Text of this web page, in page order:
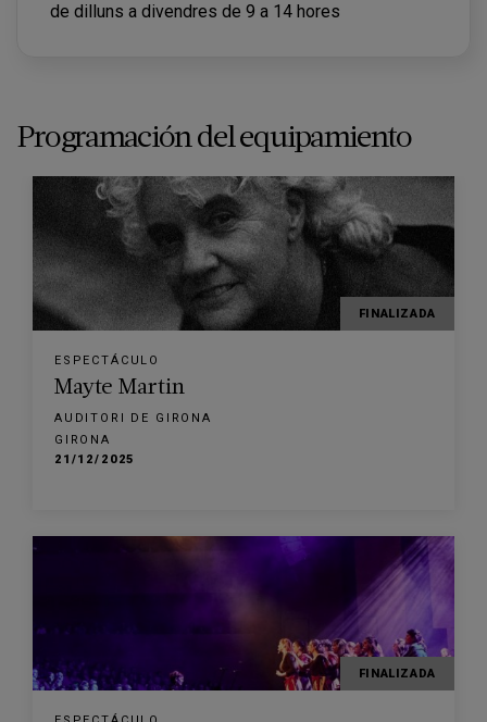
de dilluns a divendres de 9 a 14 hores
Programación del equipamiento
FINALIZADA
ESPECTÁCULO
Mayte Martin
AUDITORI DE GIRONA
GIRONA
21/12/2025
FINALIZADA